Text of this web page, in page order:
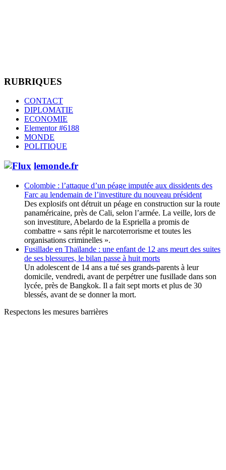
RUBRIQUES
CONTACT
DIPLOMATIE
ECONOMIE
Elementor #6188
MONDE
POLITIQUE
lemonde.fr
Colombie : l’attaque d’un péage imputée aux dissidents des
Farc au lendemain de l’investiture du nouveau président
Des explosifs ont détruit un péage en construction sur la route
panaméricaine, près de Cali, selon l’armée. La veille, lors de
son investiture, Abelardo de la Espriella a promis de
combattre « sans répit le narcoterrorisme et toutes les
organisations criminelles ».
Fusillade en Thaïlande : une enfant de 12 ans meurt des suites
de ses blessures, le bilan passe à huit morts
Un adolescent de 14 ans a tué ses grands-parents à leur
domicile, vendredi, avant de perpétrer une fusillade dans son
lycée, près de Bangkok. Il a fait sept morts et plus de 30
blessés, avant de se donner la mort.
Respectons les mesures barrières